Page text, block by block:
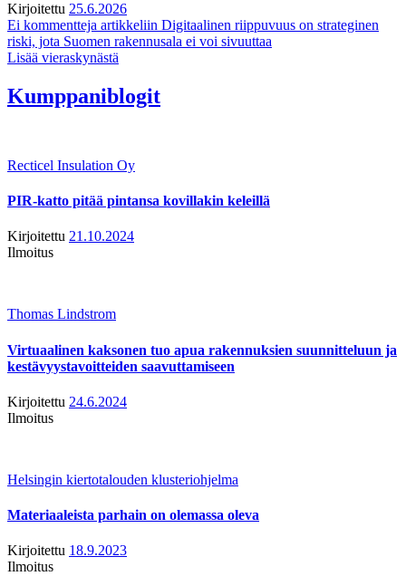
Kirjoitettu 25.6.2026
Ei kommentteja artikkeliin Digitaalinen riippuvuus on strateginen
riski, jota Suomen rakennusala ei voi sivuuttaa
Lisää vieraskynästä
Kumppaniblogit
Recticel Insulation Oy
PIR-katto pitää pintansa kovillakin keleillä
Kirjoitettu 21.10.2024
Ilmoitus
Thomas Lindstrom
Virtuaalinen kaksonen tuo apua rakennuksien suunnitteluun ja
kestävyystavoitteiden saavuttamiseen
Kirjoitettu 24.6.2024
Ilmoitus
Helsingin kiertotalouden klusteriohjelma
Materiaaleista parhain on olemassa oleva
Kirjoitettu 18.9.2023
Ilmoitus